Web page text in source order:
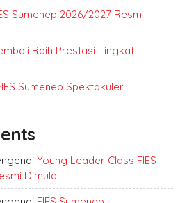
Sumenep 2026/2027 Resmi
Raih Prestasi Tingkat
Sumenep Spektakuler
Young Leader Class FIES
Dimulai